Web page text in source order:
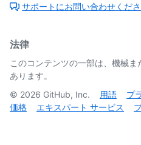
サポートにお問い合わせくだ
法律
このコンテンツの一部は、機械
あります。
© 2026 GitHub, Inc. 用語 プ
価格
エキスパート サービス